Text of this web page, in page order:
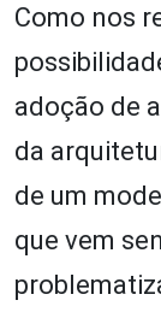
Como nos
adoção de
da
de um
que vem